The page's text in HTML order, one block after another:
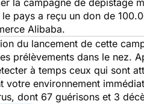
la campagne de dépistage
le pays a reçu un don de
Alibaba.
du lancement de cette
prélèvements dans le nez.
à temps ceux qui sont
votre environnement
dont 67 guérisons et 3